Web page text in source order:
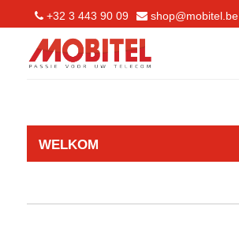
+32 3 443 90 09 shop@mobitel.be
WELKOM